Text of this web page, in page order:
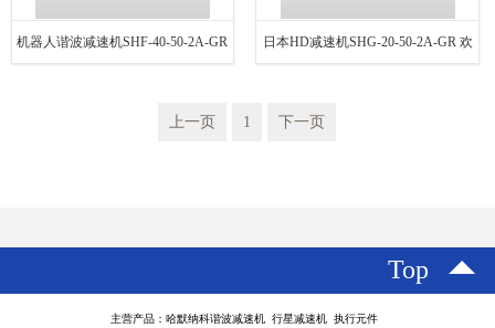
机器人谐波减速机SHF-40-50-2A-GR 日本HD减速机SHG-20-50-2A-GR 欢
上一页 1 下一页
Top
主营产品：哈默纳科谐波减速机 行星减速机 执行元件